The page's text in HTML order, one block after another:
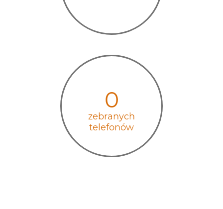
0
zebranych
telefonów